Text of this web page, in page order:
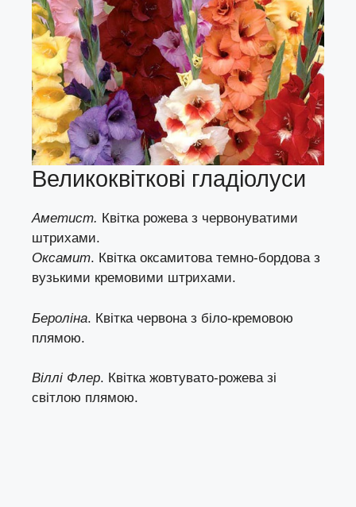
Великоквіткові гладіолуси
Аметист. Квітка рожева з червонуватими
штрихами.
Оксамит. Квітка оксамитова темно-бордова з
вузькими кремовими штрихами.
Бероліна. Квітка червона з біло-кремовою
плямою.
Віллі Флер. Квітка жовтувато-рожева зі
світлою плямою.